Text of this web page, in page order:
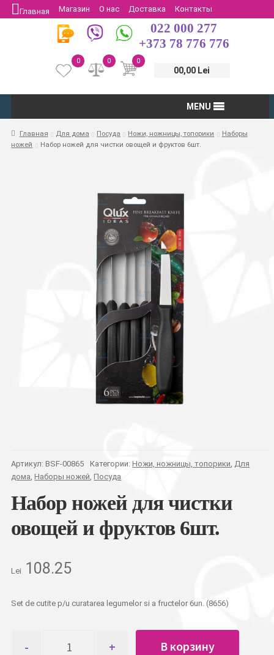
Главная Магазин О нас Доставка
Контакты
Защита потребителей
Возврат
022 000 277
+373 78 776 776
0
00,00 Lei
0
0
MENU
Главная Для дома Посуда Ножи, ножницы, топорики
Наборы
ножей
Набор ножей для чистки овощей и фруктов 6шт.
Артикул: BSF-00865 Категории:Ножи, ножницы, топорики, Для
дома, Наборы ножей, Посуда
Набор ножей для чистки
овощей и фруктов 6шт.
Lei 108.25
Set de cutite p/u curatarea legumelor si a fructelor 6un. (8656)
товара
В корзину